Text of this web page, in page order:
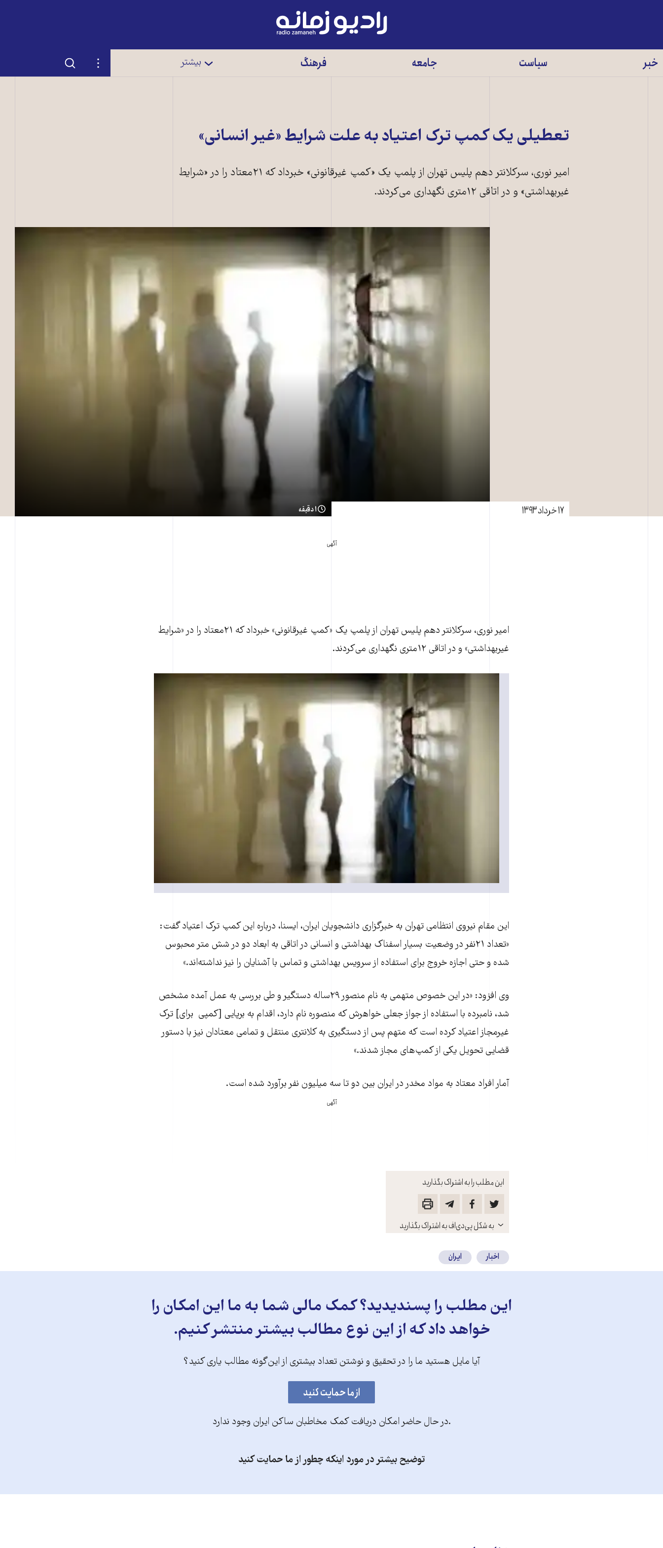
رادیو
زمانه
خبر سیاست جامعه فرهنگ بیشتر تنظیمات جستجو
تعطيلی يک کمپ ترک اعتياد به علت شرايط «غير انسانی»
امير نوری، سرکلانتر دهم پليس تهران از پلمپ يک «کمپ غيرقانونی» خبرداد که ۲۱معتاد را در «شرايط
غيربهداشتی» و در اتاقی ۱۲متری نگهداری می‌کردند.
۱۷ خرداد ۱۳۹۳ ۱ دقیقه
آگهی
این مطلب را به اشتراک بگذارید
باز
کنید
به شکل پی‌دی‌اف به اشتراک بگذارید
امير نوری، سرکلانتر دهم پليس تهران از پلمپ يک «کمپ غيرقانونی» خبرداد که ۲۱معتاد را در «شرايط
غيربهداشتی» و در اتاقی ۱۲متری نگهداری می‌کردند.
اين مقام نيروی انتظامی تهران به خبرگزاری دانشجويان ايران، ايسنا، درباره اين کمپ ترک اعتياد گفت:
«تعداد ۲۱نفر در وضعيت بسيار اسفناک بهداشتی و انسانی در اتاقی به ابعاد دو در شش متر محبوس
شده و حتی اجازه خروج برای استفاده از سرويس بهداشتی و تماس با آشنايان را نيز نداشته‌اند.»
وی افزود: «در اين خصوص متهمی به نام منصور ۲۹ساله دستگير و طی بررسی به عمل آمده مشخص
شد، نامبرده با استفاده از جواز جعلی خواهرش که منصوره نام دارد، اقدام به برپايی [کمپی برای] ترک
غيرمجاز اعتياد کرده است که متهم پس از دستگيری به کلانتری منتقل و تمامی معتادان نيز با دستور
قضايی تحويل يکی از کمپ‌های مجاز شدند.»
آمار افراد معتاد به مواد مخدر در ايران بين دو تا سه ميليون نفر برآورد شده است.
آگهی
اخبار ایران
این مطلب را پسندیدید؟ کمک مالی شما به ما این امکان را
خواهد داد که از این نوع مطالب بیشتر منتشر کنیم.
آیا مایل هستید ما را در تحقیق و نوشتن تعداد بیشتری از این‌گونه مطالب یاری کنید؟
.در حال حاضر امکان دریافت کمک مخاطبان ساکن ایران وجود ندارد
توضیح بیشتر در مورد اینکه چطور از ما حمایت کنید